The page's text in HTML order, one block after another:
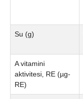
Su (g)
A vitamini
aktivitesi, RE (µg-
RE)